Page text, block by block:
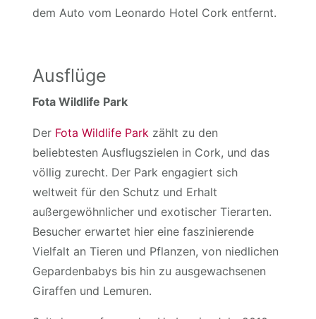
dem Auto vom Leonardo Hotel Cork entfernt.
Ausflüge
Fota Wildlife Park
Der Fota Wildlife Park zählt zu den
beliebtesten Ausflugszielen in Cork, und das
völlig zurecht. Der Park engagiert sich
weltweit für den Schutz und Erhalt
außergewöhnlicher und exotischer Tierarten.
Besucher erwartet hier eine faszinierende
Vielfalt an Tieren und Pflanzen, von niedlichen
Gepardenbabys bis hin zu ausgewachsenen
Giraffen und Lemuren.